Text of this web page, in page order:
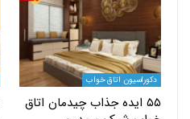
اتاق خواب
ایده جذاب چیدمان اتاق
دکوراسیون
ترکیب